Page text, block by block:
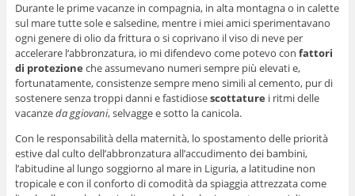
Durante le prime vacanze in compagnia, in alta montagna o in calette
sul mare tutte sole e salsedine, mentre i miei amici sperimentavano
ogni genere di olio da frittura o si coprivano il viso di neve per
accelerare l‘abbronzatura, io mi difendevo come potevo con fattori
di protezione che assumevano numeri sempre più elevati e,
fortunatamente, consistenze sempre meno simili al cemento, pur di
sostenere senza troppi danni e fastidiosescottature i ritmi delle
vacanzeda ggiovani, selvagge e sotto la canicola.
Con le responsabilità della maternità, lo spostamento delle priorità
estive dal culto dell’abbronzatura all’accudimento dei bambini,
l’abitudine al lungo soggiorno al mare in Liguria, a latitudine non
tropicale e con il conforto di comodità da spiaggia attrezzata come